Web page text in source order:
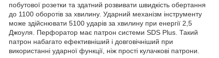
побутової розетки та здатний розвивати швидкість обертання
до 1100 оборотів за хвилину. Ударний механізм інструменту
може здійснювати 5100 ударів за хвилину при енергії 2,5
Джоуля. Перфоратор має патрон системи SDS Plus. Такий
патрон набагато ефективніший і довговічніший при
використанні ударної функції, ніж прості кулачкові патрони.